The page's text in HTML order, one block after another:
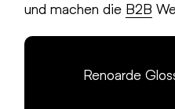
und machen die B2B
Renoarde